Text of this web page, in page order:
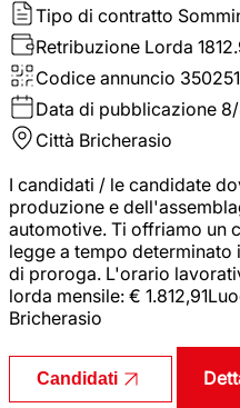
Tipo di contratto
Retribuzione Lorda
Codice annuncio 350251
Data di pubblicazione
Città Bricherasio
I candidati / le candidate
produzione e
automotive. Ti offriamo un
legge a tempo
di proroga. L'orario
lorda mensile: €
Bricherasio
Candidati